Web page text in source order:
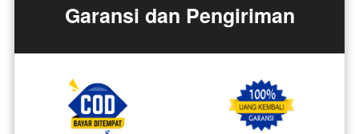
Garansi dan Pengiriman